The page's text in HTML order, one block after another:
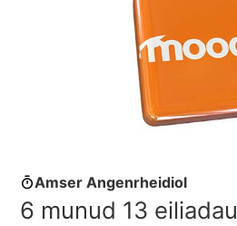
Amser Angenrheidiol
6 munud 13 eiliadau